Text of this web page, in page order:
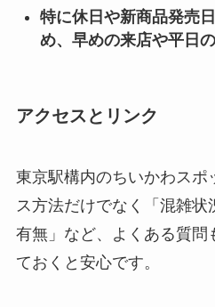
特に休日や新商品発売
め、早めの来店や平日
アクセスとリンク
東京駅構内のちいかわスポ
ス方法だけでなく「混雑状
有無」など、よくある質問
ておくと安心です。